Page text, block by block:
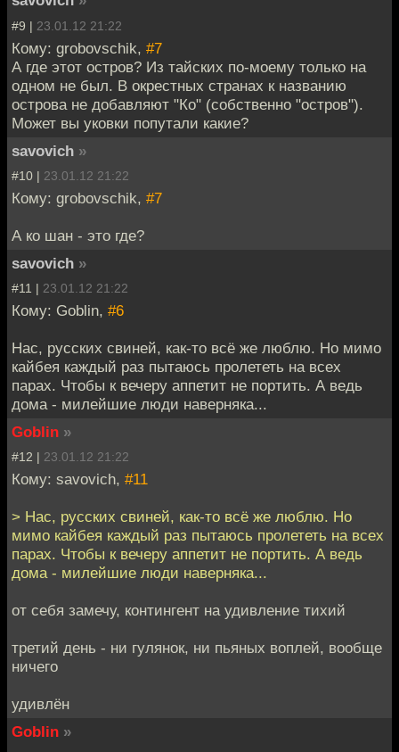
#9 | 23.01.12 21:22
Кому: grobovschik, #7
А где этот остров? Из тайских по-моему только на
одном не был. В окрестных странах к названию
острова не добавляют "Ко" (собственно "остров").
Может вы уковки попутали какие?
savovich »
#10 | 23.01.12 21:22
Кому: grobovschik, #7
А ко шан - это где?
savovich »
#11 | 23.01.12 21:22
Кому: Goblin, #6
Нас, русских свиней, как-то всё же люблю. Но мимо
кайбея каждый раз пытаюсь пролететь на всех
парах. Чтобы к вечеру аппетит не портить. А ведь
дома - милейшие люди наверняка...
Goblin »
#12 | 23.01.12 21:22
Кому: savovich, #11
> Нас, русских свиней, как-то всё же люблю. Но
мимо кайбея каждый раз пытаюсь пролететь на всех
парах. Чтобы к вечеру аппетит не портить. А ведь
дома - милейшие люди наверняка...
от себя замечу, контингент на удивление тихий
третий день - ни гулянок, ни пьяных воплей, вообще
ничего
удивлён
Goblin »